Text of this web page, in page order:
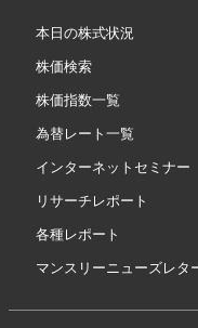
本日の株式状況
株価検索
株価指数一覧
為替レート一覧
インターネットセミナー
リサーチレポート
各種レポート
マンスリーニューズレタ